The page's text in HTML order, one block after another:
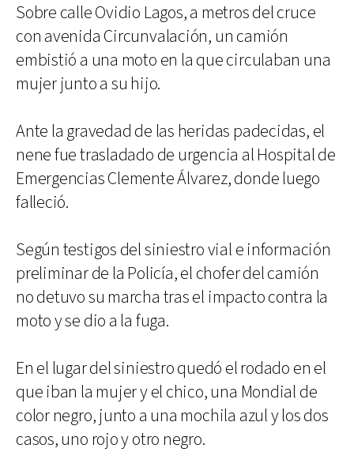
Sobre calle Ovidio Lagos, a metros del cruce
con avenida Circunvalación, un camión
embistió a una moto en la que circulaban una
mujer junto a su hijo.
Ante la gravedad de las heridas padecidas, el
nene fue trasladado de urgencia al Hospital de
Emergencias Clemente Álvarez, donde luego
falleció.
Según testigos del siniestro vial e información
preliminar de la Policía, el chofer del camión
no detuvo su marcha tras el impacto contra la
moto y se dio a la fuga.
En el lugar del siniestro quedó el rodado en el
que iban la mujer y el chico, una Mondial de
color negro, junto a una mochila azul y los dos
casos, uno rojo y otro negro.